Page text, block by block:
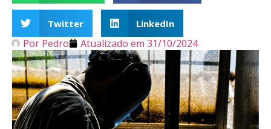
Twitter LinkedIn
Por Pedro Atualizado em 31/10/2024